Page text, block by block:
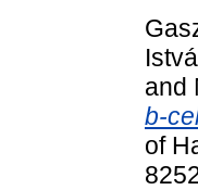
and
b-
of